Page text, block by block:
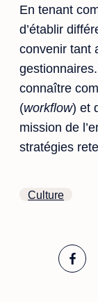
En tenant
d’établir
convenir tant
connaître
(workflow) et
mission de
stratégies
Culture